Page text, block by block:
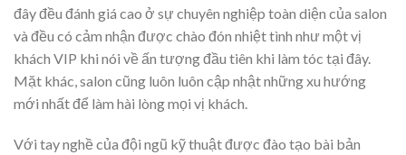
đây đều đánh giá cao ở sự chuyên nghiệp toàn diện của salon
và đều có cảm nhận được chào đón nhiệt tình như một vị
khách VIP khi nói về ấn tượng đầu tiên khi làm tóc tại đây.
Mặt khác, salon cũng luôn luôn cập nhật những xu hướng
mới nhất để làm hài lòng mọi vị khách.
Với tay nghề của đội ngũ kỹ thuật được đào tạo bài bản